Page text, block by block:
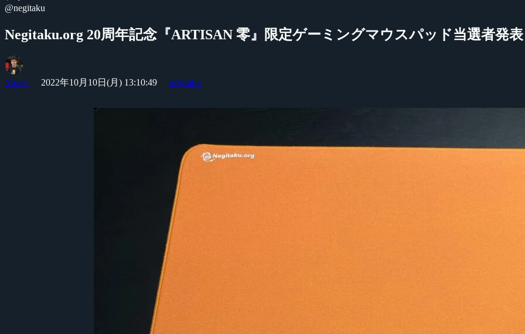
@negitaku
Negitaku.org 20周年記念『ARTISAN 零』限定ゲーミングマウスパッド当選者発表
Yossy 2022年10月10日(月) 13:10:49 negitaku